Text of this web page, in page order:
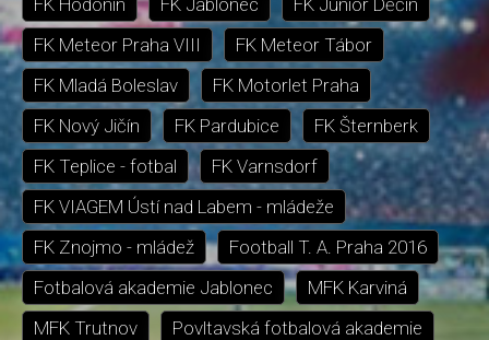
FK Meteor Praha VIII
FK Meteor Tábor
FK Mladá Boleslav
FK Motorlet Praha
FK Nový Jičín
FK Pardubice
FK Šternberk
FK Teplice - fotbal
FK Varnsdorf
FK VIAGEM Ústí nad Labem - mládeže
FK Znojmo - mládež
Football T. A. Praha 2016
Fotbalová akademie Jablonec
MFK Karviná
MFK Trutnov
Povltavská fotbalová akademie